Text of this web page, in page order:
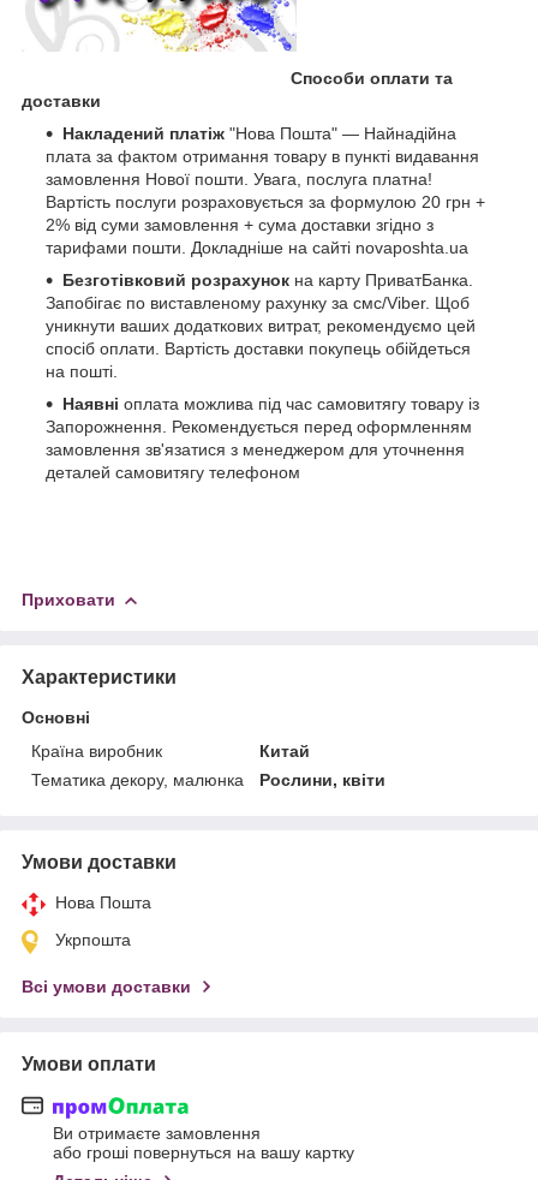
Способи оплати та
доставки
Накладений платіж "Нова Пошта" — Найнадійна
плата за фактом отримання товару в пункті видавання
замовлення Нової пошти. Увага, послуга платна!
Вартість послуги розраховується за формулою 20 грн +
2% від суми замовлення + сума доставки згідно з
тарифами пошти. Докладніше на сайті novaposhta.ua
Безготівковий розрахунок на карту ПриватБанка.
Запобігає по виставленому рахунку за смс/Viber. Щоб
уникнути ваших додаткових витрат, рекомендуємо цей
спосіб оплати. Вартість доставки покупець обійдеться
на пошті.
Наявні оплата можлива під час самовитягу товару із
Запорожнення. Рекомендується перед оформленням
замовлення зв'язатися з менеджером для уточнення
деталей самовитягу телефоном
Приховати
Характеристики
Основні
Країна виробник
Китай
Тематика декору, малюнка
Рослини, квіти
Умови доставки
Нова Пошта
Укрпошта
Всі умови доставки
Умови оплати
Ви отримаєте замовлення
або гроші повернуться на вашу картку